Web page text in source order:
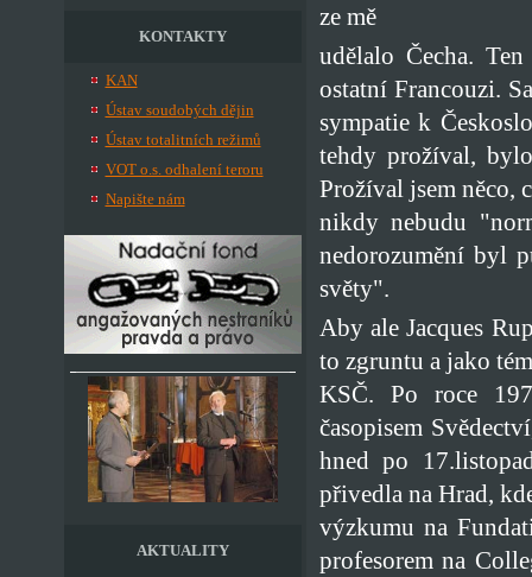
KONTAKTY
KAN
Ústav soudobých dějin
Ústav totalitních režimů
VOT o.s. odhalení teroru
Napište nám
AKTUALITY
ze mě
udělalo Čecha.
ostatní Francouzi.
sympatie k
tehdy prožíval,
Prožíval jsem něco,
nikdy nebudu
nedorozumění byl
světy".
Aby ale Jacques
to zgruntu a jako
KSČ. Po roce
časopisem
hned po
přivedla na Hrad,
výzkumu na
profesorem na